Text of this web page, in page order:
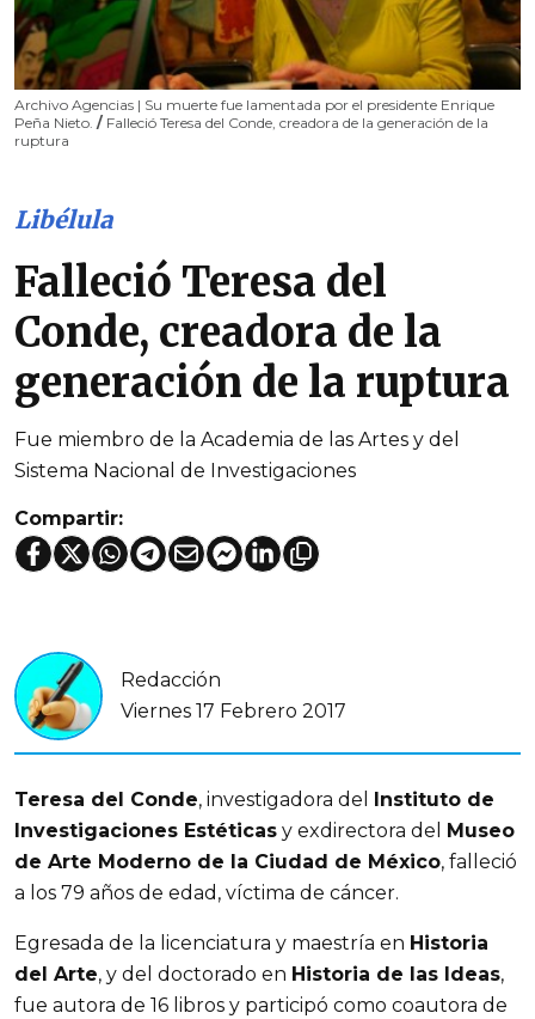
Archivo Agencias | Su muerte fue lamentada por el presidente Enrique
Peña Nieto. / Falleció Teresa del Conde, creadora de la generación de la
ruptura
Libélula
Falleció Teresa del
Conde, creadora de la
generación de la ruptura
Fue miembro de la Academia de las Artes y del
Sistema Nacional de Investigaciones
Compartir:
Redacción
Viernes 17 Febrero 2017
Teresa del Conde, investigadora del
Instituto de
Investigaciones Estéticas y exdirectora del
Museo
de Arte Moderno de la Ciudad de México, falleció
a los 79 años de edad, víctima de cáncer.
Egresada de la licenciatura y maestría en Historia
del Arte, y del doctorado en Historia de las Ideas,
fue autora de 16 libros y participó como coautora de